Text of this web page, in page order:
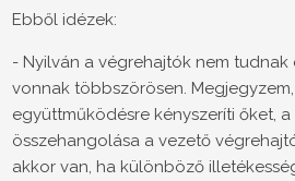
Ebből idézek:
- Nyilván a végrehajtók nem tudnak
vonnak többszörösen.
együttműködésre kényszeríti őket,
összehangolása a vezető
akkor van, ha különböző